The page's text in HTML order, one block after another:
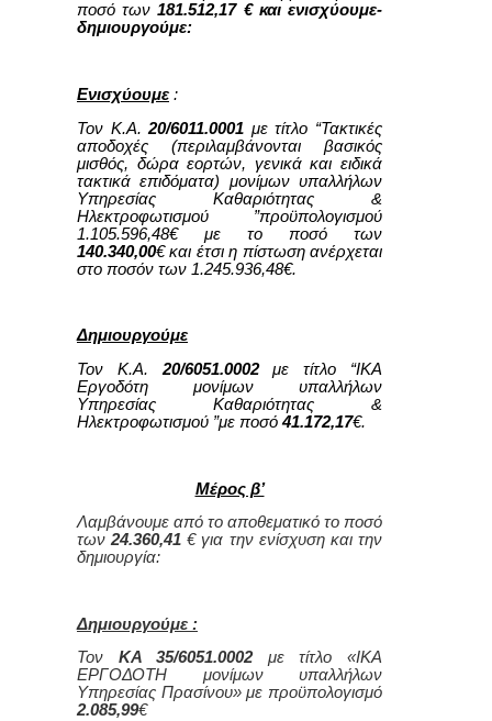
ποσό των181.512,17 € και ενισχύουμε-
δημιουργούμε:
Ενισχύουμε :
Τον Κ.Α.20/6011.0001 με τίτλο “Τακτικές
αποδοχές (περιλαμβάνονται βασικός
μισθός, δώρα εορτών, γενικά και ειδικά
τακτικά επιδόματα) μονίμων υπαλλήλων
Υπηρεσίας Καθαριότητας &
Ηλεκτροφωτισμού ”προϋπολογισμού
1.105.596,48€ με το ποσό των
140.340,00€ και έτσι η πίστωση ανέρχεται
στο ποσόν των 1.245.936,48€.
Δημιουργούμε
Τον Κ.Α. 20/6051.0002με τίτλο “ΙΚΑ
Εργοδότη μονίμων υπαλλήλων
Υπηρεσίας Καθαριότητας &
Ηλεκτροφωτισμού ”με ποσό41.172,17€.
Μέρος β’
Λαμβάνουμε από το αποθεματικό το ποσό
των24.360,41€ για την ενίσχυση και την
δημιουργία:
Δημιουργούμε :
Τον ΚΑ 35/6051.0002με τίτλο «ΙΚΑ
ΕΡΓΟΔΟΤΗ μονίμων υπαλλήλων
Υπηρεσίας Πρασίνου» με προϋπολογισμό
2.085,99€